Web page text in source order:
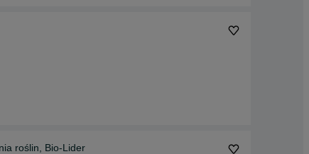
roślin, Bio-Lider